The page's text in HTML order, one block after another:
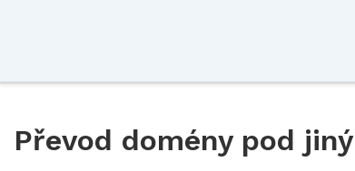
Převod domény pod